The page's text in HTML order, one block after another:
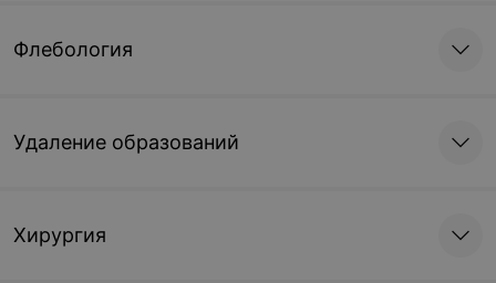
Флебология
Удаление образований
Хирургия